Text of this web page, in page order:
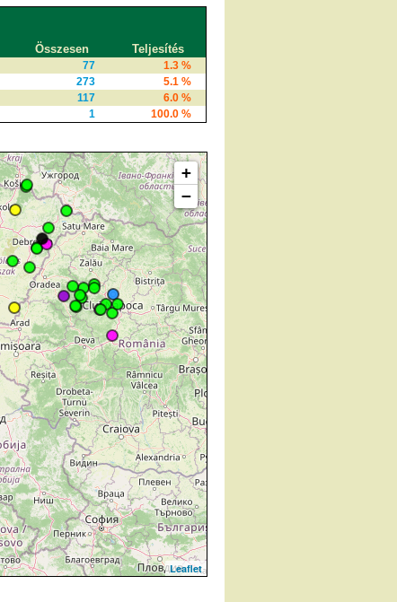
Összesen Teljesítés
77
1.3 %
273
5.1 %
117
6.0 %
1 100.0 %
+
−
Leaflet